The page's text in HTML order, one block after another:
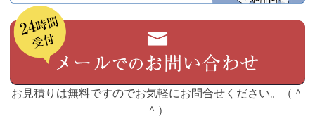
お見積りは無料ですのでお気軽にお問合せください。（＾
＾）